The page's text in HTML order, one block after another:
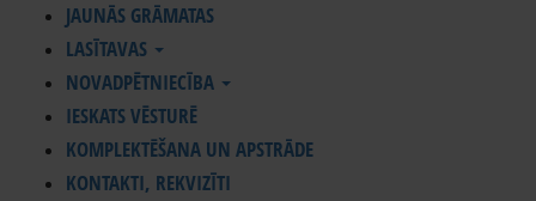
JAUNĀS GRĀMATAS
LASĪTAVAS
NOVADPĒTNIECĪBA
IESKATS VĒSTURĒ
KOMPLEKTĒŠANA UN APSTRĀDE
KONTAKTI, REKVIZĪTI